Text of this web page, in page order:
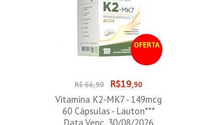
OFERTA
R$ 66,90 R$19,90
Vitamina K2-MK7 - 149mcg
60 Cápsulas - Lauton***
Data Venc. 30/08/2026